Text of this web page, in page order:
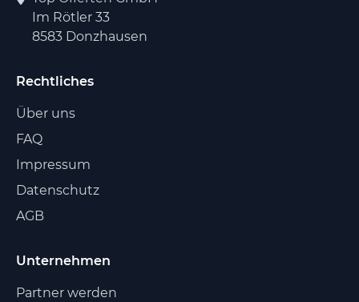
Im Rötler 33
8583 Donzhausen
Rechtliches
Über uns
FAQ
Impressum
Datenschutz
AGB
Unternehmen
Partner werden